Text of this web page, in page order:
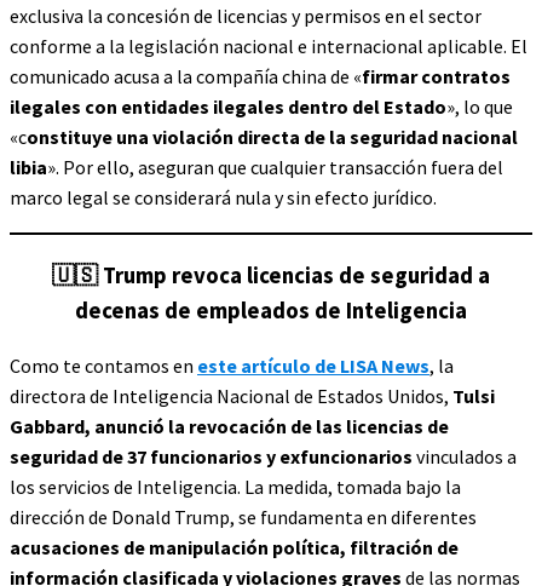
exclusiva la concesión de licencias y permisos en el sector
conforme a la legislación nacional e internacional aplicable. El
comunicado acusa a la compañía china de «firmar contratos
ilegales con entidades ilegales dentro del Estado», lo que
«constituye una violación directa de la seguridad nacional
libia». Por ello, aseguran que cualquier transacción fuera del
marco legal se considerará nula y sin efecto jurídico.
🇺🇸Trump revoca licencias de seguridad a
decenas de empleados de Inteligencia
Como te contamos en este artículo de LISA News, la
directora de Inteligencia Nacional de Estados Unidos, Tulsi
Gabbard, anunció la revocación de las licencias de
seguridad de 37 funcionarios y exfuncionarios vinculados a
los servicios de Inteligencia. La medida, tomada bajo la
dirección de Donald Trump, se fundamenta en diferentes
acusaciones de manipulación política, filtración de
información clasificada y violaciones graves de las normas